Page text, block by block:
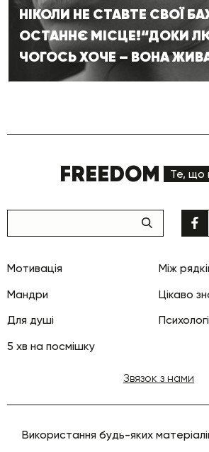
НІКОЛИ НЕ СТАВТЕ СВОЇ
ОСТАННЄ МІСЦЕ!“ДОКИ
ЧОГОСЬ ХОЧЕ – ВОНА
FREEDOM Те, що
Мотивація
Між
Мандри
Цікаво
Для душі
5 хв на посмішку
Звязок з нами
Використання будь-яких